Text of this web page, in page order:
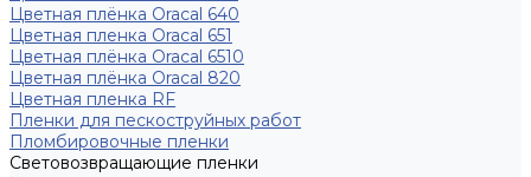
Цветная плёнка Oracal 640
Цветная пленка Oracal 651
Цветная плёнка Oracal 6510
Цветная плёнка Oracal 820
Цветная пленка RF
Пленки для пескоструйных работ
Пломбировочные пленки
Световозвращающие пленки